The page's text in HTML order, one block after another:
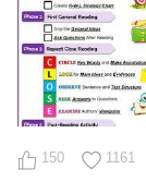
150 1161